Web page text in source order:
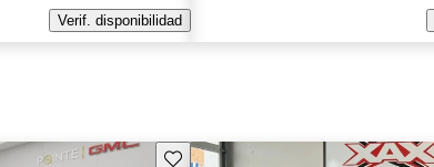
Verif. disponibilidad
Guarda este Aviso